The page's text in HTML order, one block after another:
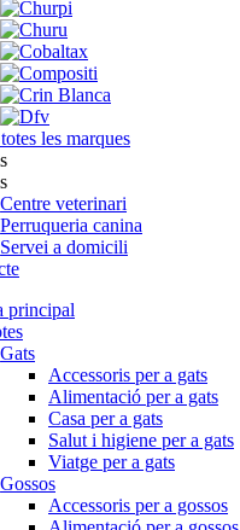
les marques
Centre veterinari
Perruqueria canina
Servei a domicili
principal
Gats
Accessoris per a gats
Alimentació per a gats
Casa per a gats
Salut i higiene per a gats
Viatge per a gats
Gossos
Accessoris per a gossos